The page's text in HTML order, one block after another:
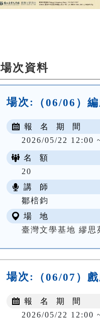
場次資料
場次: （06/06）
報 名 期 間
2026/05/22 12:00
名 額
20
講 師
鄒棓鈞
場 地
臺灣文學基地 繆思
場次: （06/07）
報 名 期 間
2026/05/22 12:00